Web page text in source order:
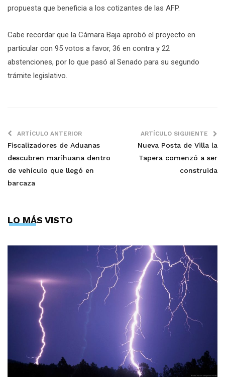
propuesta que beneficia a los cotizantes de las AFP.
Cabe recordar que la Cámara Baja aprobó el proyecto en
particular con 95 votos a favor, 36 en contra y 22
abstenciones, por lo que pasó al Senado para su segundo
trámite legislativo.
ARTÍCULO ANTERIOR
Fiscalizadores de Aduanas
descubren marihuana dentro
de vehículo que llegó en
barcaza
ARTÍCULO SIGUIENTE
Nueva Posta de Villa la
Tapera comenzó a ser
construida
LO MÁS VISTO